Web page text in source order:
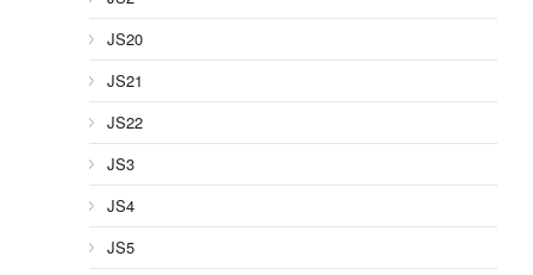
JS20
JS21
JS22
JS3
JS4
JS5